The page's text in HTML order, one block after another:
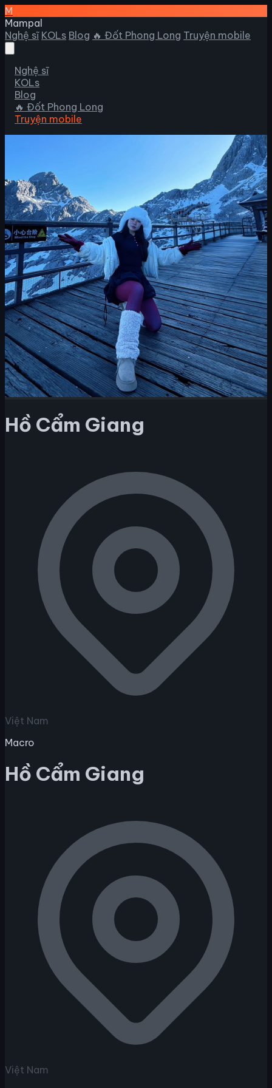
M
Mampal
Nghệ sĩ KOLs Blog 🔥 Đốt Phong Long Truyện mobile
Nghệ sĩ
KOLs
Blog
🔥 Đốt Phong Long
Truyện mobile
Hồ Cẩm Giang
Việt Nam
Macro
Hồ Cẩm Giang
Việt Nam